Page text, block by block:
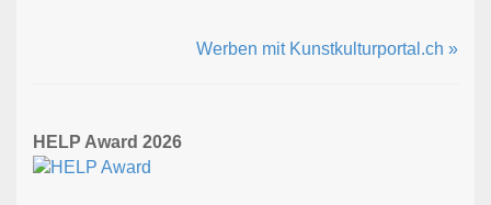
Werben mit Kunstkulturportal.ch »
HELP Award 2026